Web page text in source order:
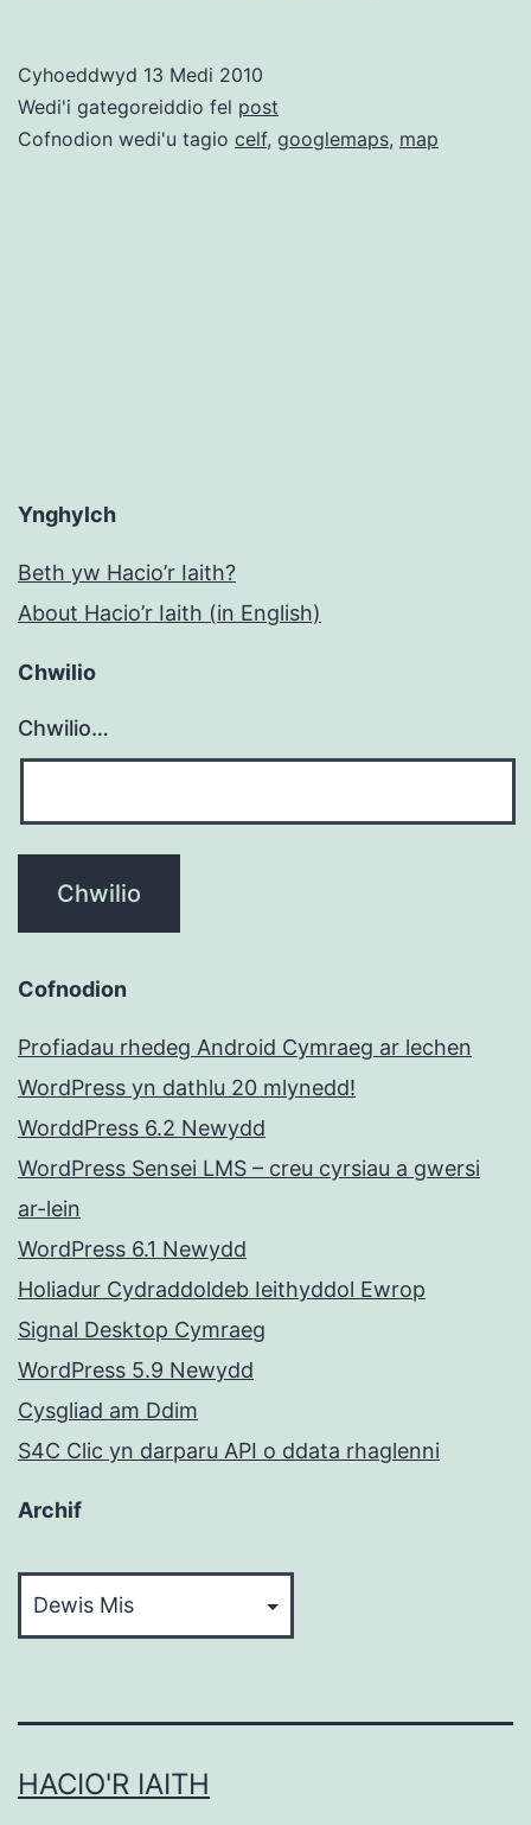
Cyhoeddwyd 13 Medi 2010
Wedi'i gategoreiddio fel post
Cofnodion wedi'u tagio celf, googlemaps, map
Ynghylch
Beth yw Hacio’r Iaith?
About Hacio’r Iaith (in English)
Chwilio
Chwilio…
Cofnodion
Profiadau rhedeg Android Cymraeg ar lechen
WordPress yn dathlu 20 mlynedd!
WorddPress 6.2 Newydd
WordPress Sensei LMS – creu cyrsiau a gwersi
ar-lein
WordPress 6.1 Newydd
Holiadur Cydraddoldeb Ieithyddol Ewrop
Signal Desktop Cymraeg
WordPress 5.9 Newydd
Cysgliad am Ddim
S4C Clic yn darparu API o ddata rhaglenni
Archif
HACIO'R IAITH